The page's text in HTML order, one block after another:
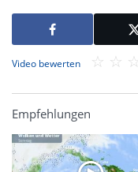
Video bewerten
Empfehlungen